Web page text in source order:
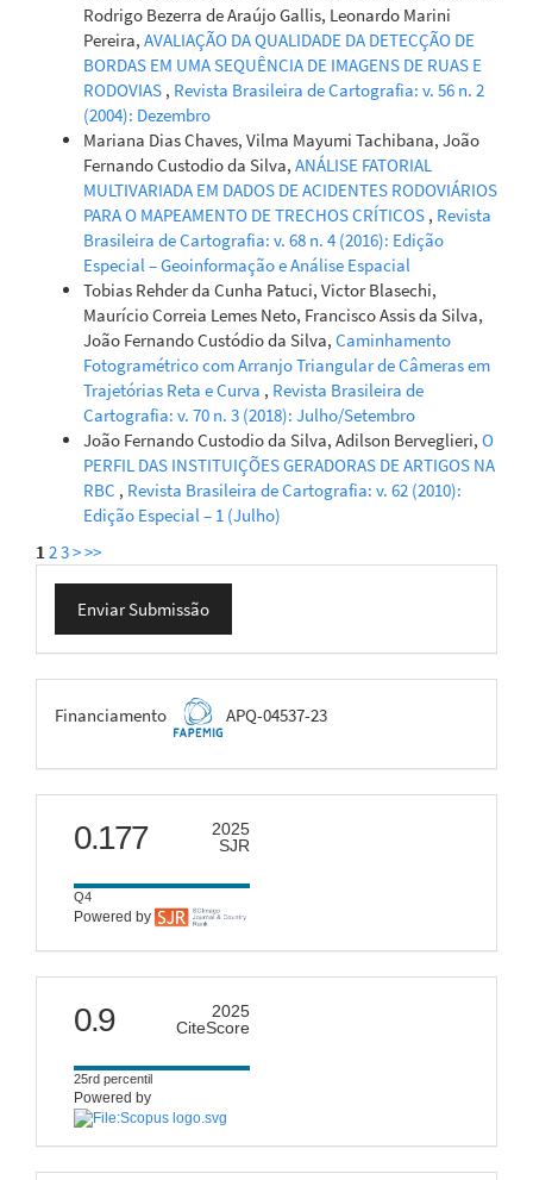
Rodrigo Bezerra de Araújo Gallis, Leonardo Marini
Pereira, AVALIAÇÃO DA QUALIDADE DA DETECÇÃO DE
BORDAS EM UMA SEQUÊNCIA DE IMAGENS DE RUAS E
RODOVIAS , Revista Brasileira de Cartografia: v. 56 n. 2
(2004): Dezembro
Mariana Dias Chaves, Vilma Mayumi Tachibana, João
Fernando Custodio da Silva, ANÁLISE FATORIAL
MULTIVARIADA EM DADOS DE ACIDENTES RODOVIÁRIOS
PARA O MAPEAMENTO DE TRECHOS CRÍTICOS , Revista
Brasileira de Cartografia: v. 68 n. 4 (2016): Edição
Especial – Geoinformação e Análise Espacial
Tobias Rehder da Cunha Patuci, Victor Blasechi,
Maurício Correia Lemes Neto, Francisco Assis da Silva,
João Fernando Custódio da Silva, Caminhamento
Fotogramétrico com Arranjo Triangular de Câmeras em
Trajetórias Reta e Curva , Revista Brasileira de
Cartografia: v. 70 n. 3 (2018): Julho/Setembro
João Fernando Custodio da Silva, Adilson Berveglieri, O
PERFIL DAS INSTITUIÇÕES GERADORAS DE ARTIGOS NA
RBC , Revista Brasileira de Cartografia: v. 62 (2010):
Edição Especial – 1 (Julho)
1 23>>>
Enviar
Submissão
Enviar Submissão
FAPEMIG
Financiamento APQ-04537-23
scimago
0.177
2025
SJR
Q4
Powered by
citescore
0.9
2025
CiteScore
25rd percentil
Powered by